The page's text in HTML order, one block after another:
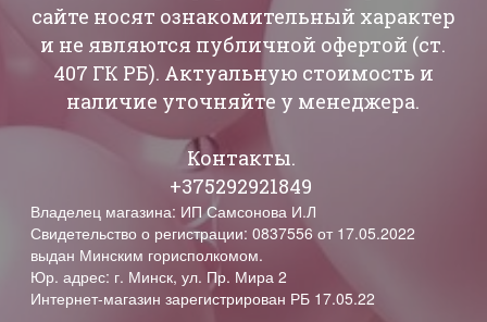
сайте носят ознакомительный характер
и не являются публичной офертой (ст.
407 ГК РБ). Актуальную стоимость и
наличие уточняйте у менеджера.
Контакты.
+375292921849
Владелец магазина: ИП Самсонова И.Л
Свидетельство о регистрации: 0837556 от 17.05.2022
выдан Минским горисполкомом.
Юр. адрес: г. Минск, ул. Пр. Мира 2
Интернет-магазин зарегистрирован РБ 17.05.22